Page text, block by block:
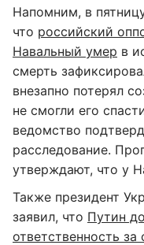
Напомним, в
что российский
Навальный умер в
смерть
внезапно потерял
не смогли его
ведомство
расследование.
утверждают, что у
Также президент
заявил, что Путин
ответственность